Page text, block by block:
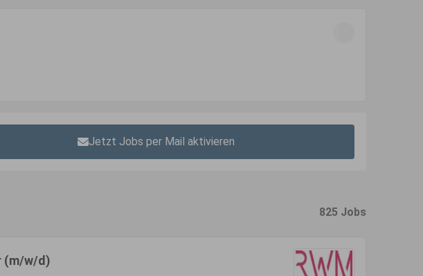
Jetzt Jobs per Mail aktivieren
825 Jobs
(m/w/d)